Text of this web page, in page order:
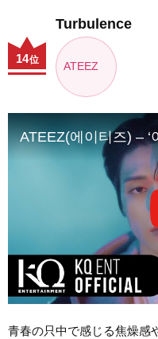
Turbulence
ATEEZ
14位
ATEEZ(에이티즈) – ‘
青春の只中で感じる焦燥感